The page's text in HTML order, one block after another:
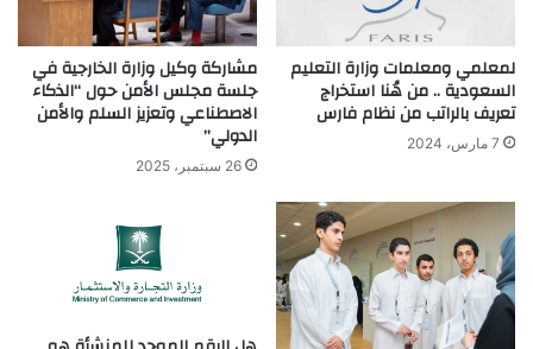
لمعلمي ومعلمات وزارة التعليم
السعودية .. من هُنا استخراج
تعريف بالراتب من نظام فارس
7 مارس، 2024
مشاركة وكيل وزارة الخارجية في
جلسة مجلس الأمن حول “الذكاء
الاصطناعي وتعزيز السلم والأمن
الدولي”
26 سبتمبر، 2025